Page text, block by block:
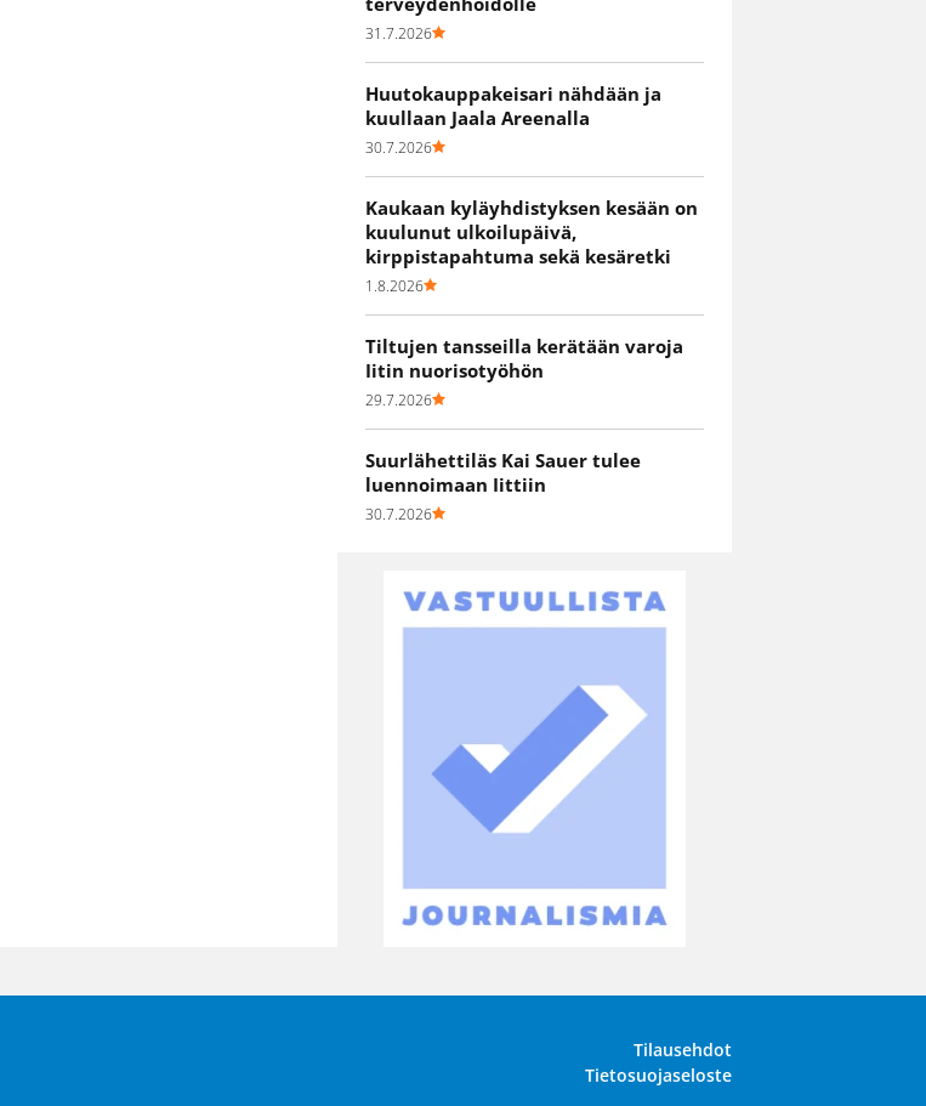
31.7.2026
Huutokauppakeisari nähdään ja
kuullaan Jaala Areenalla
30.7.2026
Kaukaan kyläyhdistyksen kesään on
kuulunut ulkoilupäivä,
kirppistapahtuma sekä kesäretki
1.8.2026
Tiltujen tansseilla kerätään varoja
Iitin nuorisotyöhön
29.7.2026
Suurlähettiläs Kai Sauer tulee
luennoimaan Iittiin
30.7.2026
Tilausehdot
Tietosuojaseloste